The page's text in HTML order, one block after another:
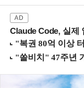
Claude Code, 실제 업무